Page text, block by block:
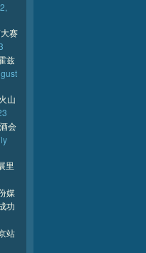
赛
兹
山
会
里
媒
功
站